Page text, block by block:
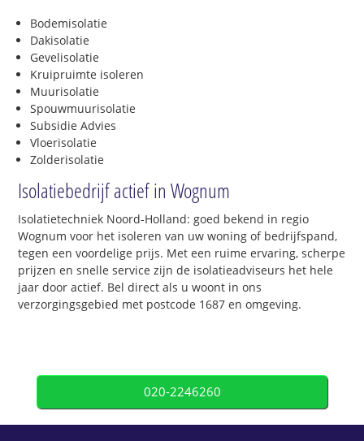
Bodemisolatie
Dakisolatie
Gevelisolatie
Kruipruimte isoleren
Muurisolatie
Spouwmuurisolatie
Subsidie Advies
Vloerisolatie
Zolderisolatie
Isolatiebedrijf actief in Wognum
Isolatietechniek Noord-Holland: goed bekend in regio
Wognum voor het isoleren van uw woning of bedrijfspand,
tegen een voordelige prijs. Met een ruime ervaring, scherpe
prijzen en snelle service zijn de isolatieadviseurs het hele
jaar door actief. Bel direct als u woont in ons
verzorgingsgebied met postcode 1687 en omgeving.
020-2246260